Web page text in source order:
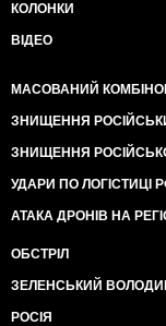
КОЛОНКИ
ВІДЕО
МАСОВАНИЙ
ЗНИЩЕННЯ
ЗНИЩЕННЯ
УДАРИ ПО ЛОГІСТИЦІ
АТАКА ДРОНІВ НА
ОБСТРІЛ
ЗЕЛЕНСЬКИЙ
РОСІЯ